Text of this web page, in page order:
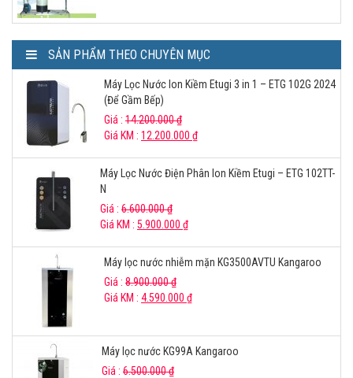
SẢN PHẨM THEO CHUYÊN MỤC
Máy Lọc Nước Ion Kiềm Etugi 3 in 1 – ETG 102G 2024
(Để Gầm Bếp)
Giá : 14.200.000₫
Giá KM : 12.200.000 ₫
Máy Lọc Nước Điện Phân Ion Kiềm Etugi – ETG 102TT-
N
Giá : 6.600.000₫
Giá KM : 5.900.000 ₫
Máy lọc nước nhiễm mặn KG3500AVTU Kangaroo
Giá : 8.900.000₫
Giá KM : 4.590.000 ₫
Máy lọc nước KG99A Kangaroo
Giá : 6.500.000₫